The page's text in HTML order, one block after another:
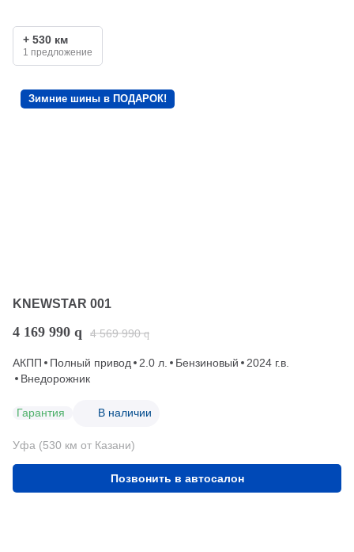
+ 530 км
1 предложение
Зимние шины в ПОДАРОК!
KNEWSTAR 001
4 169 990 q 4 569 990 q
АКПП Полный привод 2.0 л. Бензиновый
2024 г.в.
Внедорожник
Гарантия В наличии
Уфа (530 км от Казани)
Позвонить в автосалон